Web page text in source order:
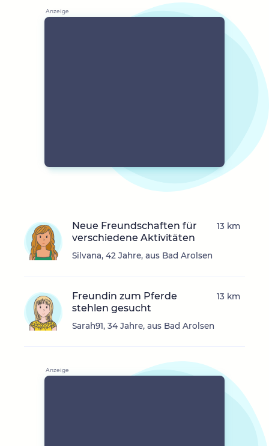
Neue Freundschaften für
verschiedene Aktivitäten
Silvana, 42 Jahre, aus Bad Arolsen
13 km
Freundin zum Pferde
stehlen gesucht
Sarah91, 34 Jahre, aus Bad Arolsen
13 km